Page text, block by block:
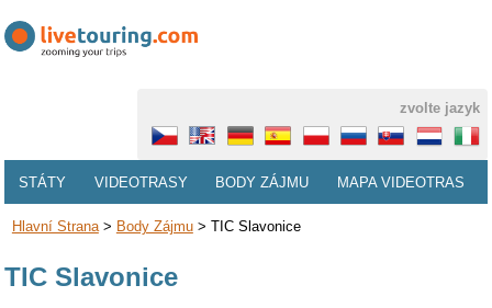
zvolte jazyk
STÁTY VIDEOTRASY BODY ZÁJMU MAPA VIDEOTRAS
Hlavní Strana> Body Zájmu> TIC Slavonice
TIC Slavonice